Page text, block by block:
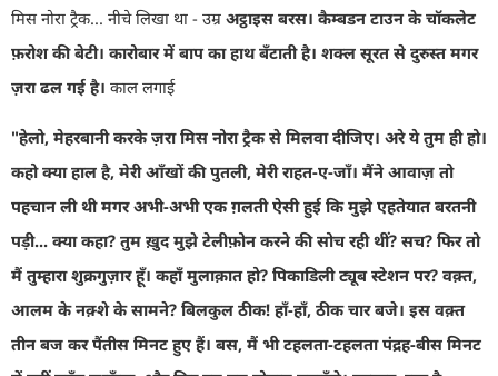
मिस नोरा ट्रैक... नीचे लिखा था - उम्र अट्ठाइस बरस। कैम्बडन टाउन के चॉकलेट
फ़रोश की बेटी। कारोबार में बाप का हाथ बँटाती है। शक्ल सूरत से दुरुस्त मगर
ज़रा ढल गई है। काल लगाई
"हेलो, मेहरबानी करके ज़रा मिस नोरा ट्रैक से मिलवा दीजिए। अरे ये तुम ही हो।
कहो क्या हाल है, मेरी आँखों की पुतली, मेरी राहत-ए-जाँ। मैंने आवाज़ तो
पहचान ली थी मगर अभी-अभी एक ग़लती ऐसी हुई कि मुझे एहतेयात बरतनी
पड़ी... क्या कहा? तुम ख़ुद मुझे टेलीफ़ोन करने की सोच रही थीं? सच? फिर तो
मैं तुम्हारा शुक्रगुज़ार हूँ। कहाँ मुलाक़ात हो? पिकाडिली ट्यूब स्टेशन पर? वक़्त,
आलम के नक़्शे के सामने? बिलकुल ठीक! हाँ-हाँ, ठीक चार बजे। इस वक़्त
तीन बज कर पैंतीस मिनट हुए हैं। बस, मैं भी टहलता-टहलता पंद्रह-बीस मिनट